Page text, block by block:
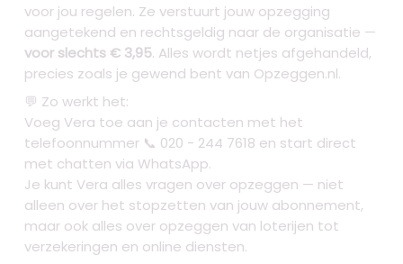
voor jou regelen. Ze verstuurt jouw opzegging
aangetekend en rechtsgeldig naar de organisatie —
voor slechts € 3,95. Alles wordt netjes afgehandeld,
precies zoals je gewend bent van Opzeggen.nl.
💬 Zo werkt het:
Voeg Vera toe aan je contacten met het
telefoonnummer 📞 020 - 244 7618 en start direct
met chatten via WhatsApp.
Je kunt Vera alles vragen over opzeggen — niet
alleen over het stopzetten van jouw abonnement,
maar ook alles over opzeggen van loterijen tot
verzekeringen en online diensten.